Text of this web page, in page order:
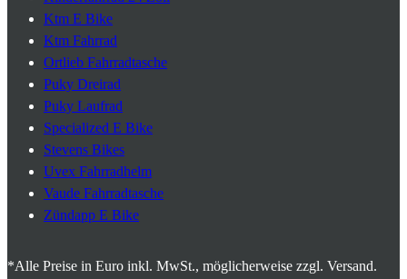
Ktm E Bike
Ktm Fahrrad
Ortlieb Fahrradtasche
Puky Dreirad
Puky Laufrad
Specialized E Bike
Stevens Bikes
Uvex Fahrradhelm
Vaude Fahrradtasche
Zündapp E Bike
*Alle Preise in Euro inkl. MwSt., möglicherweise zzgl. Versand.